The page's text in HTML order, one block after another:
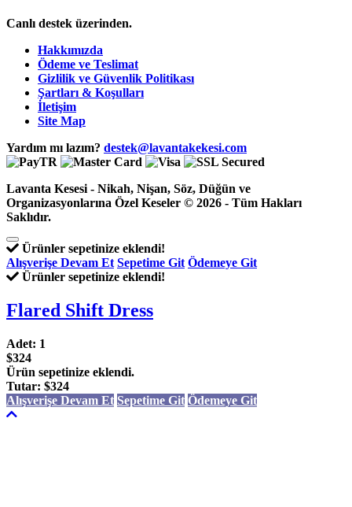
Canlı destek üzerinden.
Hakkımızda
Ödeme ve Teslimat
Gizlilik ve Güvenlik Politikası
Şartları & Koşulları
İletişim
Site Map
Yardım mı lazım? destek@lavantakekesi.com
Lavanta Kesesi - Nikah, Nişan, Söz, Düğün ve
Organizasyonlarına Özel Keseler © 2026 - Tüm Hakları
Saklıdır.
Ürünler sepetinize eklendi!
Alışverişe Devam Et Sepetime Git Ödemeye Git
Ürünler sepetinize eklendi!
Flared Shift Dress
Adet: 1
$324
Ürün sepetinize eklendi.
Tutar: $324
Alışverişe Devam Et Sepetime Git Ödemeye Git